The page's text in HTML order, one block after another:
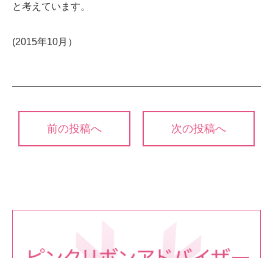
と考えています。
(2015年10月）
投
前の投稿へ 次の投稿へ